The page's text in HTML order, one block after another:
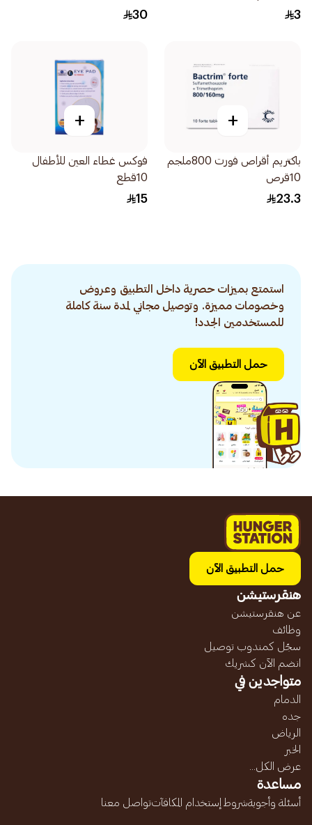
3
30
+
باكتريم أقراص فورت 800ملجم
10قرص
23.3
+
فوكس غطاء العين للأطفال
10قطع
15
استمتع بميزات حصرية داخل التطبيق وعروض
وخصومات مميزة. وتوصيل مجاني لمدة سنة كاملة
للمستخدمين الجدد!
حمل التطبيق الآن
حمل التطبيق الآن
هنقرستيشن
عن هنقرستيشن
وظائف
سجّل كمندوب توصيل
انضم الآن كشريك
متواجدين في
الدمام
جده
الرياض
الخبر
عرض الكل...
مساعدة
أسئلة وأجوبةشروط إستخدام المكافآتتواصل معنا